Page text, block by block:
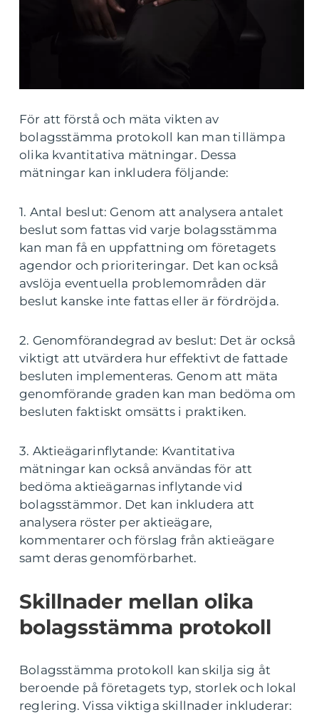
För att förstå och mäta vikten av
bolagsstämma protokoll kan man tillämpa
olika kvantitativa mätningar. Dessa
mätningar kan inkludera följande:
1. Antal beslut: Genom att analysera antalet
beslut som fattas vid varje bolagsstämma
kan man få en uppfattning om företagets
agendor och prioriteringar. Det kan också
avslöja eventuella problemområden där
beslut kanske inte fattas eller är fördröjda.
2. Genomförandegrad av beslut: Det är också
viktigt att utvärdera hur effektivt de fattade
besluten implementeras. Genom att mäta
genomförande graden kan man bedöma om
besluten faktiskt omsätts i praktiken.
3. Aktieägarinflytande: Kvantitativa
mätningar kan också användas för att
bedöma aktieägarnas inflytande vid
bolagsstämmor. Det kan inkludera att
analysera röster per aktieägare,
kommentarer och förslag från aktieägare
samt deras genomförbarhet.
Skillnader mellan olika
bolagsstämma protokoll
Bolagsstämma protokoll kan skilja sig åt
beroende på företagets typ, storlek och lokal
reglering. Vissa viktiga skillnader inkluderar: